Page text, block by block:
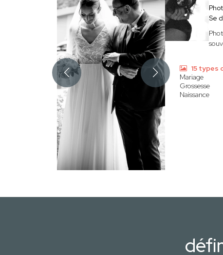
Se
15 types
Mariage
Grossesse
Naissance